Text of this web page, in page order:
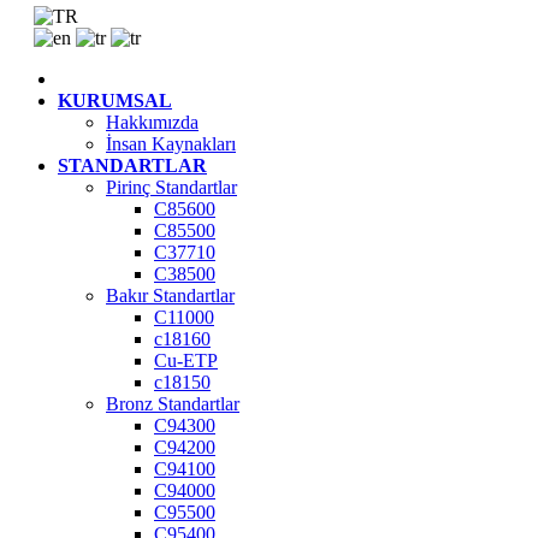
KURUMSAL
Hakkımızda
İnsan Kaynakları
STANDARTLAR
Pirinç Standartlar
C85600
C85500
C37710
C38500
Bakır Standartlar
C11000
c18160
Cu-ETP
c18150
Bronz Standartlar
C94300
C94200
C94100
C94000
C95500
C95400